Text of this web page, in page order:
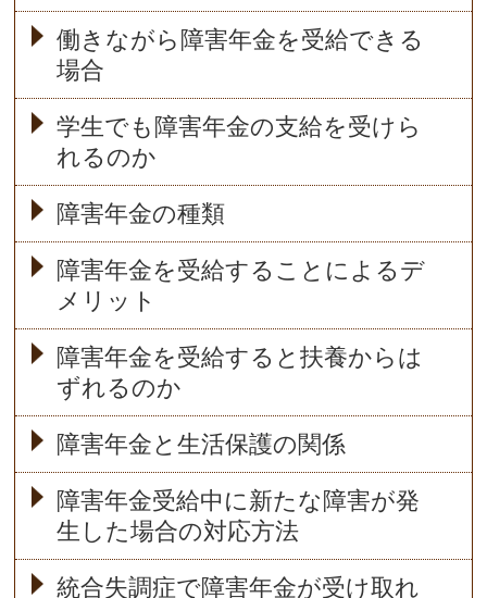
働きながら障害年金を受給できる
場合
学生でも障害年金の支給を受けら
れるのか
障害年金の種類
障害年金を受給することによるデ
メリット
障害年金を受給すると扶養からは
ずれるのか
障害年金と生活保護の関係
障害年金受給中に新たな障害が発
生した場合の対応方法
統合失調症で障害年金が受け取れ